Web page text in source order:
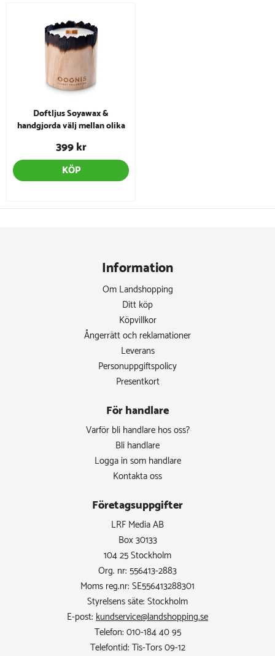
Doftljus Soyawax &
handgjorda välj mellan olika
399 kr
KÖP
Information
Om Landshopping
Ditt köp
Köpvillkor
Ångerrätt och reklamationer
Leverans
Personuppgiftspolicy
Presentkort
För handlare
Varför bli handlare hos oss?
Bli handlare
Logga in som handlare
Kontakta oss
Företagsuppgifter
LRF Media AB
Box 30133
104 25 Stockholm
Org. nr: 556413-2883
Moms reg.nr: SE556413288301
Styrelsens säte: Stockholm
E-post: kundservice@landshopping.se
Telefon: 010-184 40 95
Telefontid: Tis-Tors 09-12